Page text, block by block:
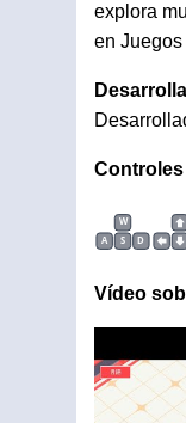
explora
en
W
A
S D
Vídeo